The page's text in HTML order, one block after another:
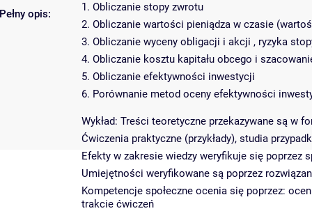
Pełny opis:
1. Obliczanie stopy zwrotu
2. Obliczanie wartości pieniądza w czasie
3. Obliczanie wyceny obligacji i akcji , ryzyka
4. Obliczanie kosztu kapitału obcego i
5. Obliczanie efektywności inwestycji
6. Porównanie metod oceny efektywności
Wykład: Treści teoretyczne przekazywane są w
Ćwiczenia praktyczne (przykłady), studia
Efekty w zakresie wiedzy weryfikuje się poprzez
Umiejętności weryfikowane są poprzez
Kompetencje społeczne ocenia się poprzez:
trakcie ćwiczeń